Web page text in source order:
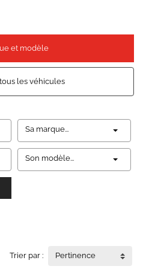
et modèle
les véhicules
Sa marque...
Son modèle...
Trier par : Pertinence